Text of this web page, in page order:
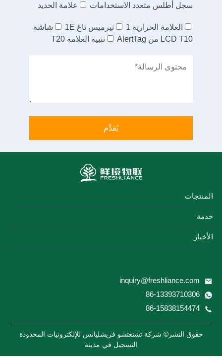
سجل أطلس متعدد الاستخدامات
علامة الحديد
العلامة الحرارية 1 ثيرميس تاغ 1E
شاشة
LCD T10 من AlertTag
تنبيه العلامة T20
المنتجات
خدمة
الأخبار
inquiry@freshliance.com
86-13393710306
86-15838154474
حقوق النشر© شركة تشنغتشو فريشليانس للإلكترونيات المحدودة
التسجيل في مدينة